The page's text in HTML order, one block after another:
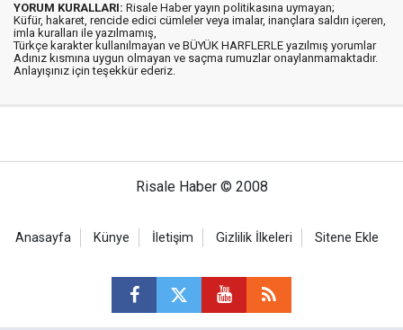
YORUM KURALLARI: Risale Haber yayın politikasına uymayan;
Küfür, hakaret, rencide edici cümleler veya imalar, inançlara saldırı içeren,
imla kuralları ile yazılmamış,
Türkçe karakter kullanılmayan ve BÜYÜK HARFLERLE yazılmış yorumlar
Adınız kısmına uygun olmayan ve saçma rumuzlar onaylanmamaktadır.
Anlayışınız için teşekkür ederiz.
Risale Haber © 2008
Anasayfa Künye İletişim Gizlilik İlkeleri Sitene Ekle